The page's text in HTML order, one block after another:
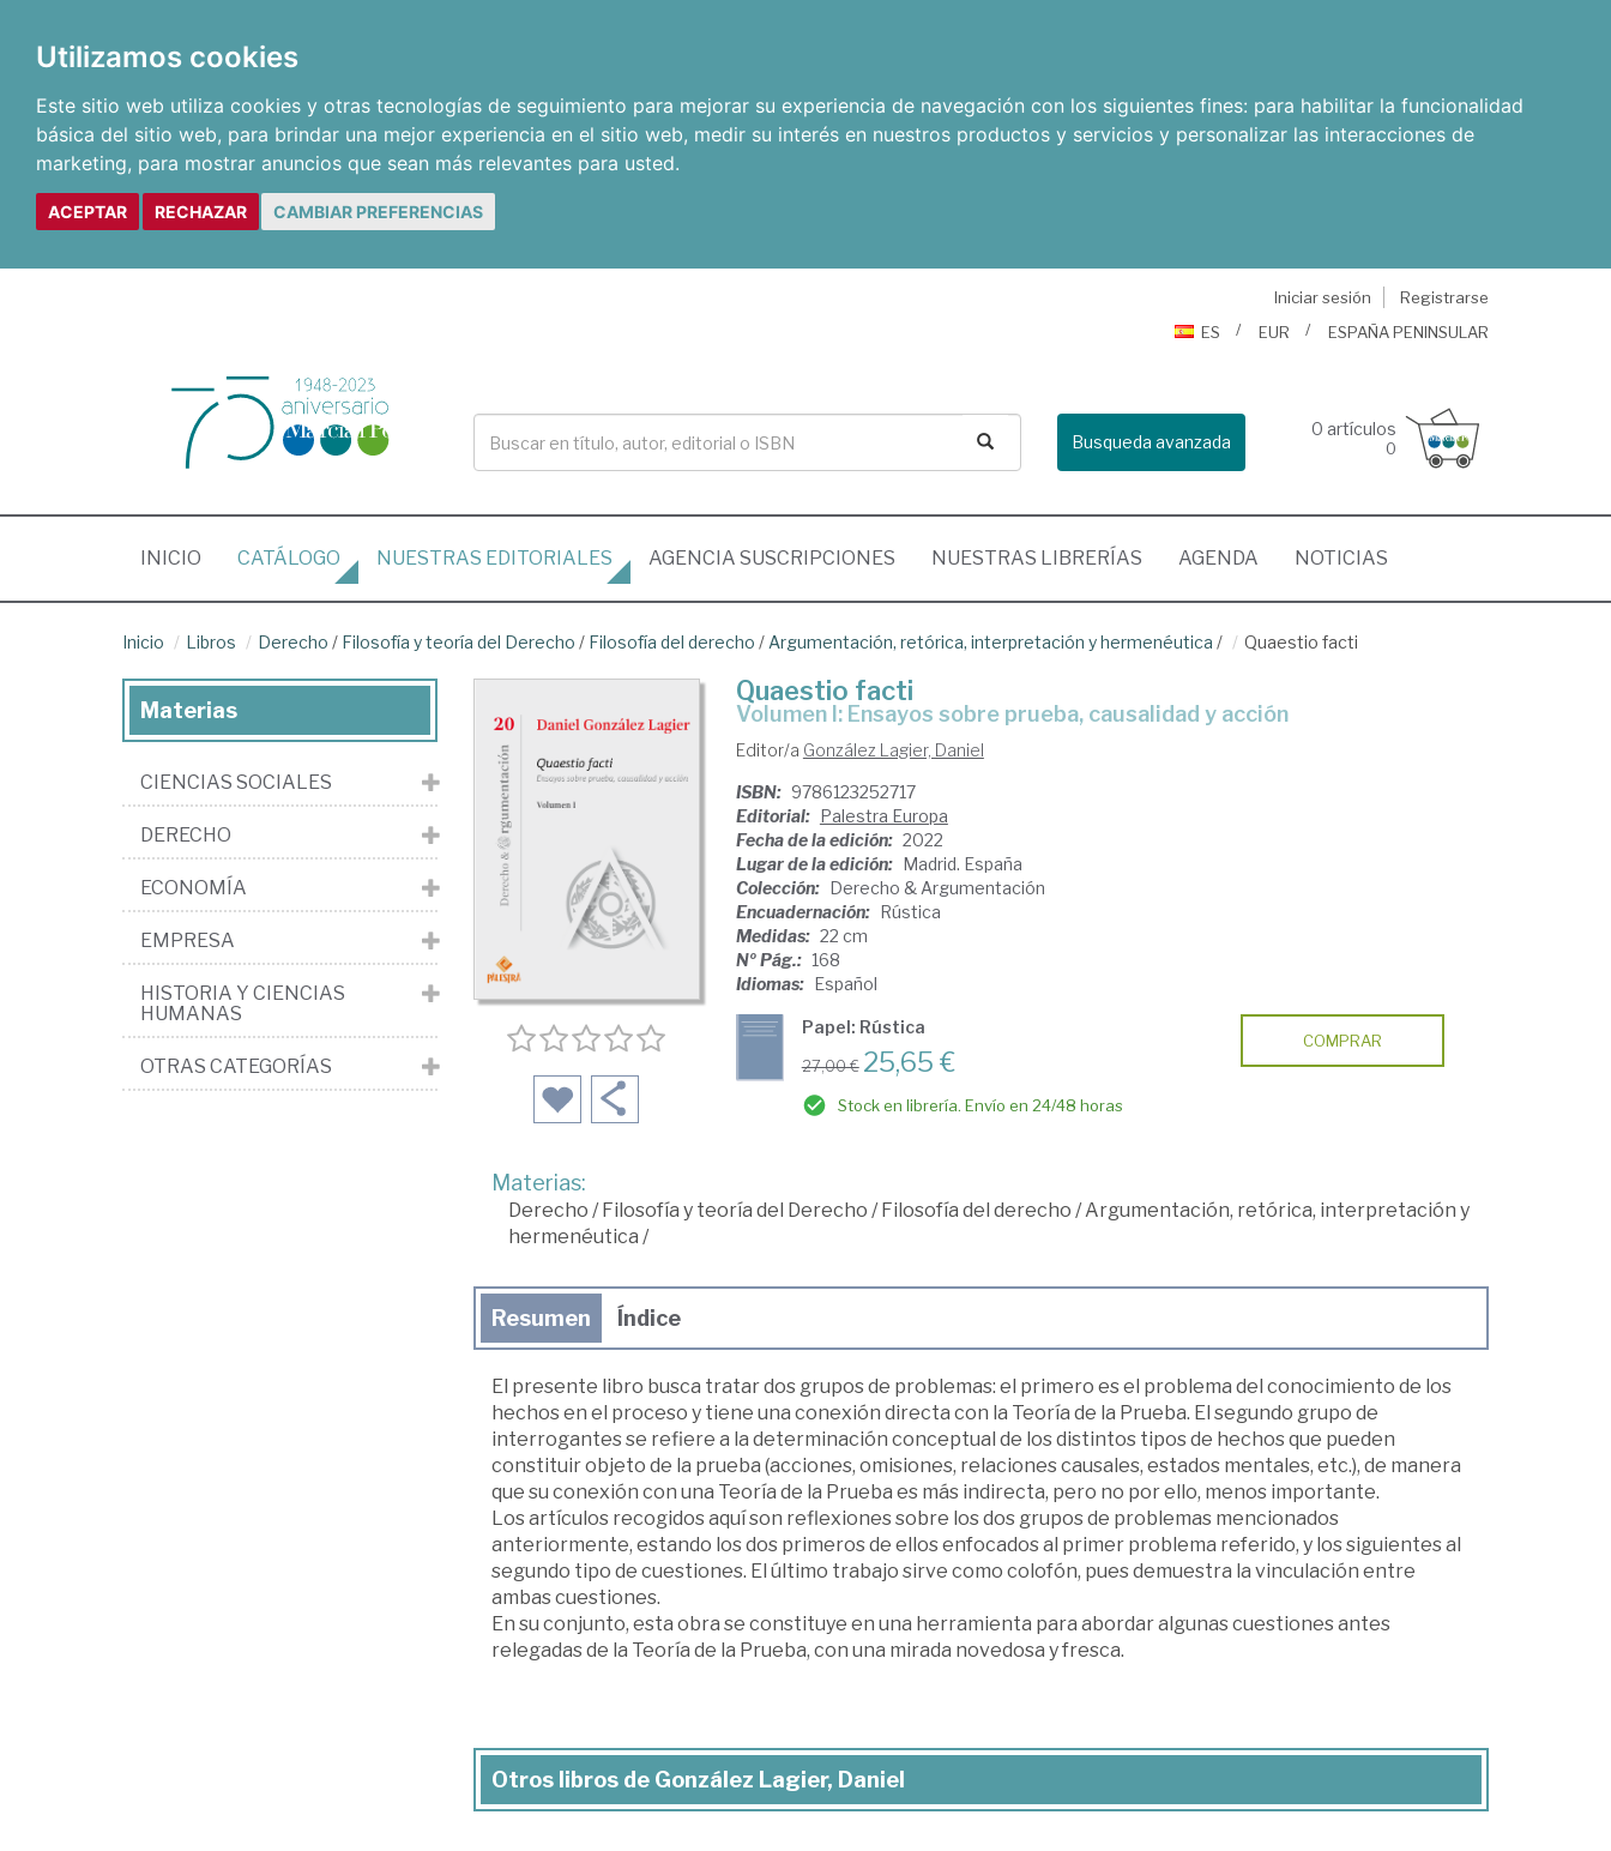
Utilizamos cookies
Este sitio web utiliza cookies y otras tecnologías de seguimiento para mejorar su experiencia de navegación con los siguientes fines: para habilitar la funcionalidad
básica del sitio web, para brindar una mejor experiencia en el sitio web, medir su interés en nuestros productos y servicios y personalizar las interacciones de
marketing, para mostrar anuncios que sean más relevantes para usted.
ACEPTAR RECHAZAR CAMBIAR PREFERENCIAS
Iniciar sesión
Registrarse
ES
EUR ESPAÑA PENINSULAR
Busqueda avanzada
0 artículos
0
INICIO (CURRENT)
CATÁLOGO NUESTRAS EDITORIALES AGENCIA SUSCRIPCIONES NUESTRAS LIBRERÍAS AGENDA NOTICIAS
Inicio Libros Derecho / Filosofía y teoría del Derecho / Filosofía del derecho / Argumentación, retórica, interpretación y hermenéutica / Quaestio facti
Quaestio facti
Volumen I: Ensayos sobre prueba, causalidad y acción
Editor/a González Lagier, Daniel
ISBN: 9786123252717
Editorial: Palestra Europa
Fecha de la edición: 2022
Lugar de la edición: Madrid. España
Colección: Derecho & Argumentación
Encuadernación: Rústica
Medidas: 22 cm
Nº Pág.: 168
Idiomas: Español
Papel: Rústica
27,00 € 25,65 €
Stock en librería. Envío en 24/48 horas
COMPRAR
Materias:
Derecho /Filosofía y teoría del Derecho /Filosofía del derecho /Argumentación, retórica, interpretación y
hermenéutica /
Resumen Índice
El presente libro busca tratar dos grupos de problemas: el primero es el problema del conocimiento de los
hechos en el proceso y tiene una conexión directa con la Teoría de la Prueba. El segundo grupo de
interrogantes se refiere a la determinación conceptual de los distintos tipos de hechos que pueden
constituir objeto de la prueba (acciones, omisiones, relaciones causales, estados mentales, etc.), de manera
que su conexión con una Teoría de la Prueba es más indirecta, pero no por ello, menos importante.
Los artículos recogidos aquí son reflexiones sobre los dos grupos de problemas mencionados
anteriormente, estando los dos primeros de ellos enfocados al primer problema referido, y los siguientes al
segundo tipo de cuestiones. El último trabajo sirve como colofón, pues demuestra la vinculación entre
ambas cuestiones.
En su conjunto, esta obra se constituye en una herramienta para abordar algunas cuestiones antes
relegadas de la Teoría de la Prueba, con una mirada novedosa y fresca.
Otros libros de González Lagier, Daniel
Materias
CIENCIAS SOCIALES
DERECHO
ECONOMÍA
EMPRESA
HISTORIA Y CIENCIAS
HUMANAS
OTRAS CATEGORÍAS